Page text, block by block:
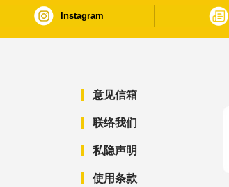
Instagram
意见信箱
联络我们
私隐声明
使用条款